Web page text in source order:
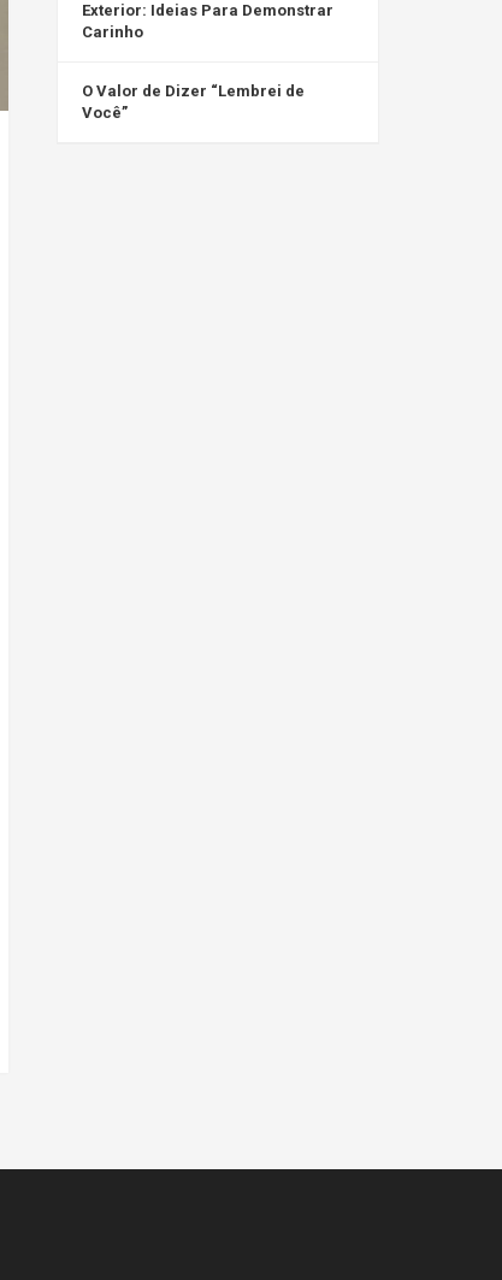
Exterior: Ideias Para Demonstrar
Carinho
O Valor de Dizer “Lembrei de
Você”